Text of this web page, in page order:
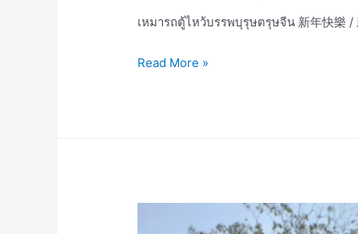
เหมารถตู้ไหว้บรรพบุรุษตรุษจีน 新年快樂 /
เหมา
Read More »